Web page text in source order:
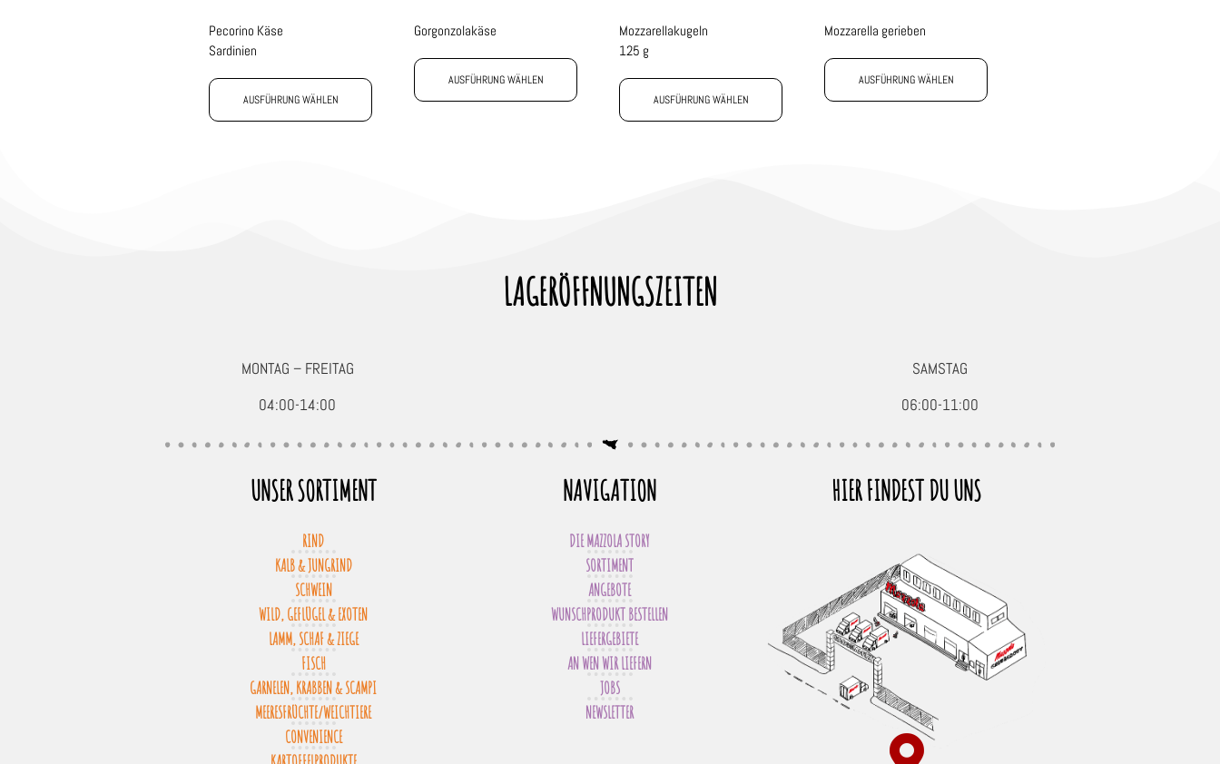
Pecorino Käse
Sardinien
AUSFÜHRUNG WÄHLEN
Gorgonzolakäse
AUSFÜHRUNG WÄHLEN
Mozzarellakugeln
125 g
AUSFÜHRUNG WÄHLEN
Mozzarella gerieben
AUSFÜHRUNG WÄHLEN
LAGERÖFFNUNGSZEITEN
MONTAG – FREITAG
04:00-14:00
SAMSTAG
06:00-11:00
UNSER SORTIMENT
RIND
KALB & JUNGRIND
SCHWEIN
WILD, GEFLÜGEL & EXOTEN
LAMM, SCHAF & ZIEGE
FISCH
GARNELEN, KRABBEN & SCAMPI
MEERESFRÜCHTE/WEICHTIERE
CONVENIENCE
NAVIGATION
DIE MAZZOLA STORY
SORTIMENT
ANGEBOTE
WUNSCHPRODUKT BESTELLEN
LIEFERGEBIETE
AN WEN WIR LIEFERN
JOBS
NEWSLETTER
HIER FINDEST DU UNS